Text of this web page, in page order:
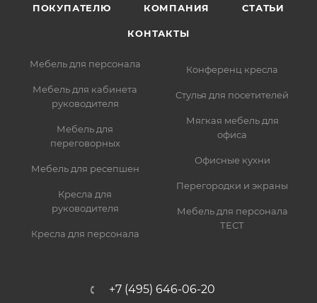
ПОКУПАТЕЛЮ КОМПАНИЯ СТАТЬИ
КОНТАКТЫ
Мебель для персонала
Мебель для кабинета
руководителя
Мебель для
переговорных
Мебель для ресепшен
Кресла для
руководителя
Кресла для персонала
Конференц кресла
Стулья для посетителей
Мягкая мебель для
офиса
Офисные кухни
Перегородки и экраны
Мебель для персонала
ТЕСТ
+7 (495) 646-06-20